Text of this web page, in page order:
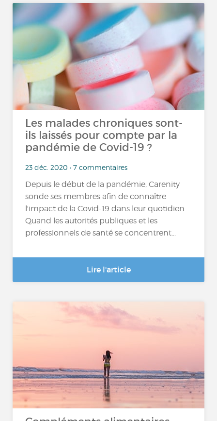
Les malades chroniques sont-
ils laissés pour compte par la
pandémie de Covid-19 ?
23 déc. 2020 • 7 commentaires
Depuis le début de la pandémie, Carenity
sonde ses membres afin de connaître
l'impact de la Covid-19 dans leur quotidien.
Quand les autorités publiques et les
professionnels de santé se concentrent...
Lire l'article